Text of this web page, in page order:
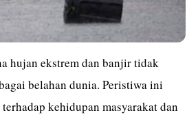
hujan ekstrem dan banjir tidak
belahan dunia. Peristiwa ini
kehidupan masyarakat dan